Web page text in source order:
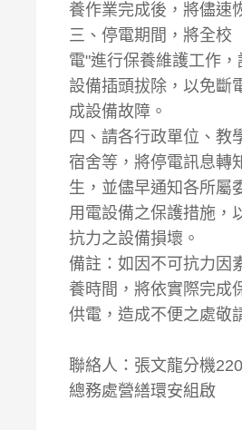
養作業完成後，將儘速
三、停電期間，將全校
電"進行保養維護工作
設備插頭拔除，以免斷
成設備故障。
四、請各行政單位、教
宿舍等，將停電訊息轉
生，並儘早通知各所屬
用電設備之保護措施，
抗力之設備損壞。
備註：如因不可抗力因
養時間，將依實際完成
供電，造成不便之處敬
聯絡人：張文龍分機
總務處營繕環安組啟